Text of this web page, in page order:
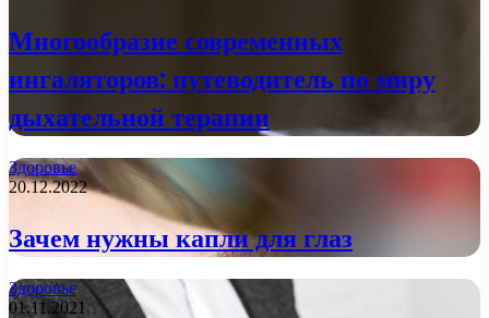
Многообразие современных
ингаляторов: путеводитель по миру
дыхательной терапии
Здоровье
20.12.2022
Зачем нужны капли для глаз
Здоровье
01.11.2021